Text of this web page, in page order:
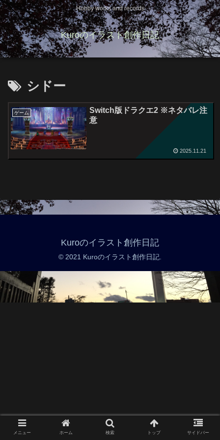
Hobby works and records
Kuroのイラスト創作日記
シドー
ゲーム
Switch版ドラクエ2 ※ネタバレ注
意
2025.11.21
Kuroのイラスト創作日記
© 2021 Kuroのイラスト創作日記.
メニュー ホーム 検索 トップ サイドバー